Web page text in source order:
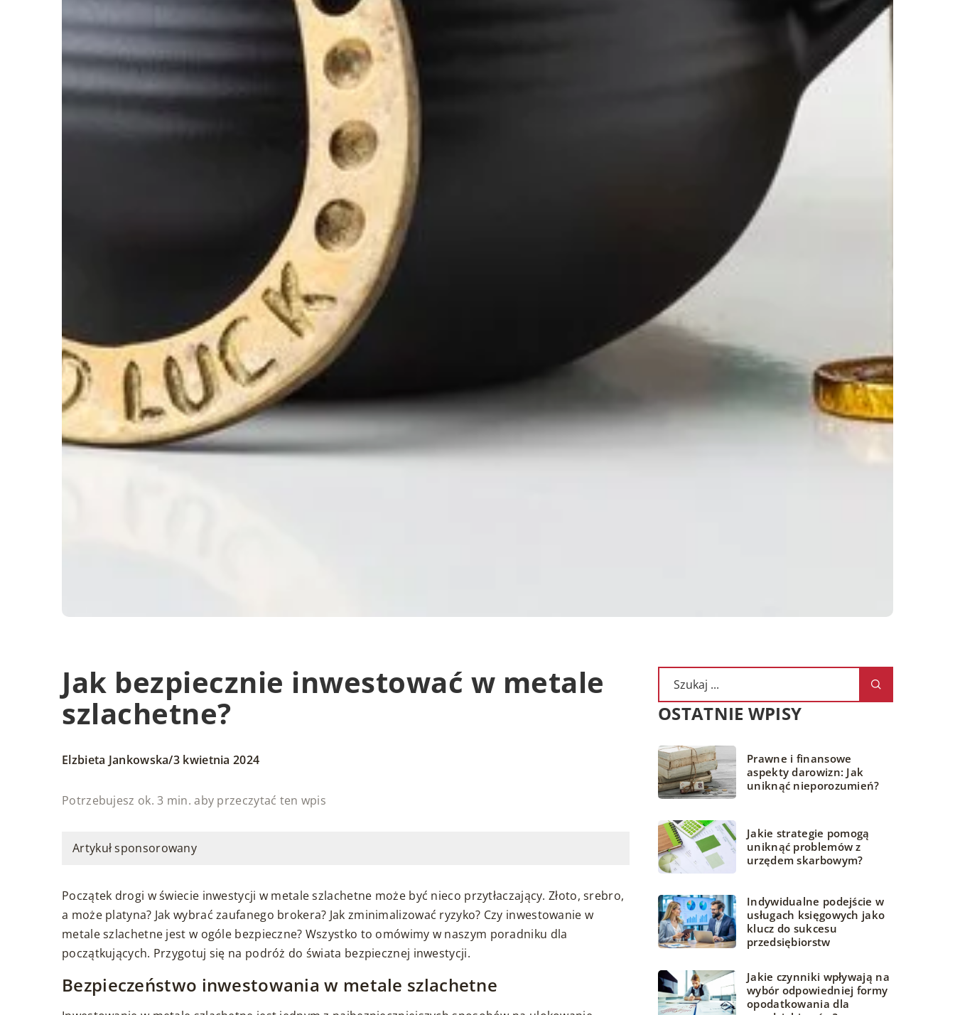
Jak bezpiecznie inwestować w metale
szlachetne?
Elzbieta Jankowska/3 kwietnia 2024
Potrzebujesz ok. 3 min. aby przeczytać ten wpis
Artykuł sponsorowany
Początek drogi w świecie inwestycji w metale szlachetne może być nieco przytłaczający. Złoto, srebro,
a może platyna? Jak wybrać zaufanego brokera? Jak zminimalizować ryzyko? Czy inwestowanie w
metale szlachetne jest w ogóle bezpieczne? Wszystko to omówimy w naszym poradniku dla
początkujących. Przygotuj się na podróż do świata bezpiecznej inwestycji.
Bezpieczeństwo inwestowania w metale szlachetne
OSTATNIE WPISY
Prawne i finansowe
aspekty darowizn: Jak
uniknąć nieporozumień?
Jakie strategie pomogą
uniknąć problemów z
urzędem skarbowym?
Indywidualne podejście w
usługach księgowych jako
klucz do sukcesu
przedsiębiorstw
Jakie czynniki wpływają na
wybór odpowiedniej formy
opodatkowania dla